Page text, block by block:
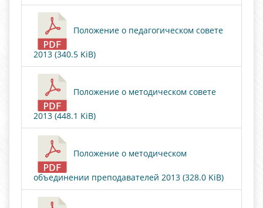
Положение о педагогическом совете
2013 (340.5 KiB)
Положение о методическом совете
2013 (448.1 KiB)
Положение о методическом
объединении преподавателей 2013 (328.0 KiB)